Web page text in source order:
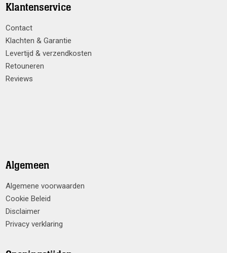
Klantenservice
Contact
Klachten & Garantie
Levertijd & verzendkosten
Retouneren
Reviews
Algemeen
Algemene voorwaarden
Cookie Beleid
Disclaimer
Privacy verklaring